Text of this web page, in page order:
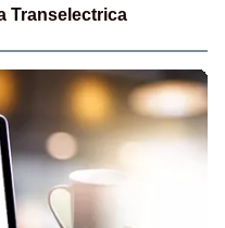
Transelectrica